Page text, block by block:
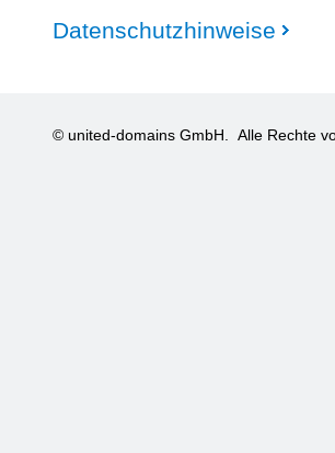
Datenschutzhinweise
© united-domains GmbH. Alle Rechte